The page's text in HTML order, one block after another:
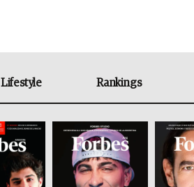
Lifestyle Rankings